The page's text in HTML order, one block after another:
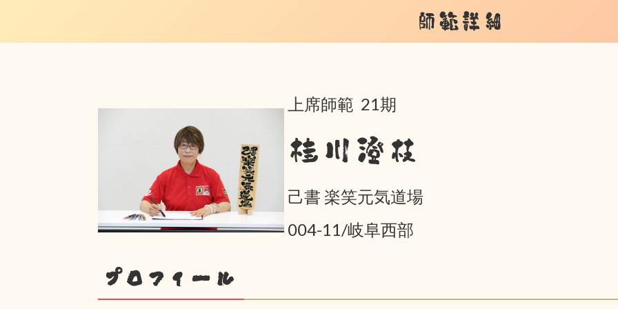
師範詳細
上席師範 21期
桂川澄枝
己書 楽笑元気道場
004-11/岐阜西部
プロフィール